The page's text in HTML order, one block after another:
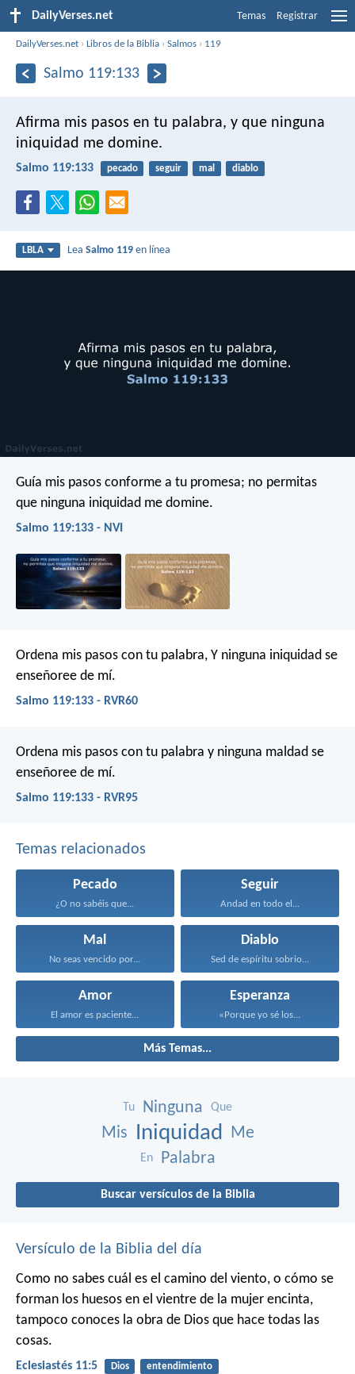
DailyVerses.net Temas Registrar
DailyVerses.net ›Libros de la Biblia ›Salmos › 119
Salmo 119:133
Afirma mis pasos en tu palabra, y que ninguna
iniquidad me domine.
Salmo 119:133 pecado seguir mal diablo
LBLA LeaSalmo 119 en línea
Guía mis pasos conforme a tu promesa; no permitas
que ninguna iniquidad me domine.
Salmo 119:133 - NVI
Ordena mis pasos con tu palabra, Y ninguna iniquidad se
enseñoree de mí.
Salmo 119:133 - RVR60
Ordena mis pasos con tu palabra y ninguna maldad se
enseñoree de mí.
Salmo 119:133 - RVR95
Temas relacionados
Pecado
¿O no sabéis que...
Seguir
Andad en todo el...
Mal
No seas vencido por...
Diablo
Sed de espíritu sobrio...
Amor
El amor es paciente...
Esperanza
«Porque yo sé los...
Más Temas...
Tu Ninguna Que
Mis Iniquidad Me
En Palabra
Buscar versículos de la Biblia
Versículo de la Biblia del día
Como no sabes cuál es el camino del viento, o cómo se
forman los huesos en el vientre de la mujer encinta,
tampoco conoces la obra de Dios que hace todas las
cosas.
Eclesiastés 11:5 Dios entendimiento